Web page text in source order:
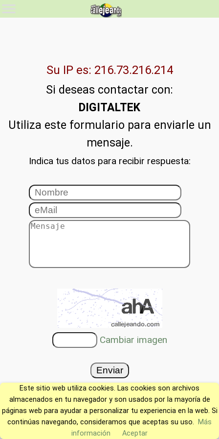
Su IP es: 216.73.216.214
Si deseas contactar con:
DIGITALTEK
Utiliza este formulario para enviarle un
mensaje.
Indica tus datos para recibir respuesta:
Cambiar imagen
Este sitio web utiliza cookies. Las cookies son archivos
almacenados en tu navegador y son usados por la mayoría de
páginas web para ayudar a personalizar tu experiencia en la web. Si
continúas navegando, consideramos que aceptas su uso.
Más
información
Aceptar